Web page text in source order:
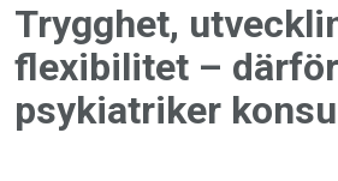
Trygghet,
flexibilitet –
psykiatriker